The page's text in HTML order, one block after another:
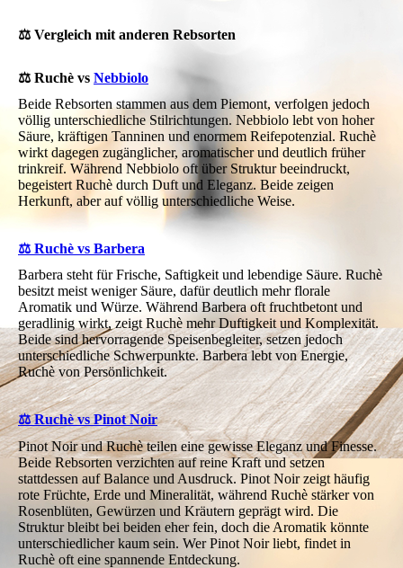
⚖️ Vergleich mit anderen Rebsorten
⚖️ Ruchè vs Nebbiolo
Beide Rebsorten stammen aus dem Piemont, verfolgen jedoch
völlig unterschiedliche Stilrichtungen. Nebbiolo lebt von hoher
Säure, kräftigen Tanninen und enormem Reifepotenzial. Ruchè
wirkt dagegen zugänglicher, aromatischer und deutlich früher
trinkreif. Während Nebbiolo oft über Struktur beeindruckt,
begeistert Ruchè durch Duft und Eleganz. Beide zeigen
Herkunft, aber auf völlig unterschiedliche Weise.
⚖️ Ruchè vs Barbera
Barbera steht für Frische, Saftigkeit und lebendige Säure. Ruchè
besitzt meist weniger Säure, dafür deutlich mehr florale
Aromatik und Würze. Während Barbera oft fruchtbetont und
geradlinig wirkt, zeigt Ruchè mehr Duftigkeit und Komplexität.
Beide sind hervorragende Speisenbegleiter, setzen jedoch
unterschiedliche Schwerpunkte. Barbera lebt von Energie,
Ruchè von Persönlichkeit.
⚖️ Ruchè vs Pinot Noir
Pinot Noir und Ruchè teilen eine gewisse Eleganz und Finesse.
Beide Rebsorten verzichten auf reine Kraft und setzen
stattdessen auf Balance und Ausdruck. Pinot Noir zeigt häufig
rote Früchte, Erde und Mineralität, während Ruchè stärker von
Rosenblüten, Gewürzen und Kräutern geprägt wird. Die
Struktur bleibt bei beiden eher fein, doch die Aromatik könnte
unterschiedlicher kaum sein. Wer Pinot Noir liebt, findet in
Ruchè oft eine spannende Entdeckung.